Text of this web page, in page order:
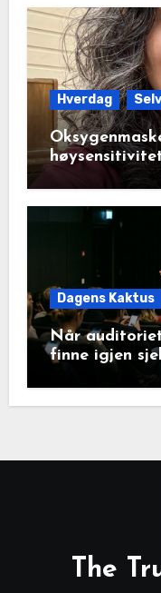
Hverdag
det
Dagens Kaktus
Når
finne igjen
The